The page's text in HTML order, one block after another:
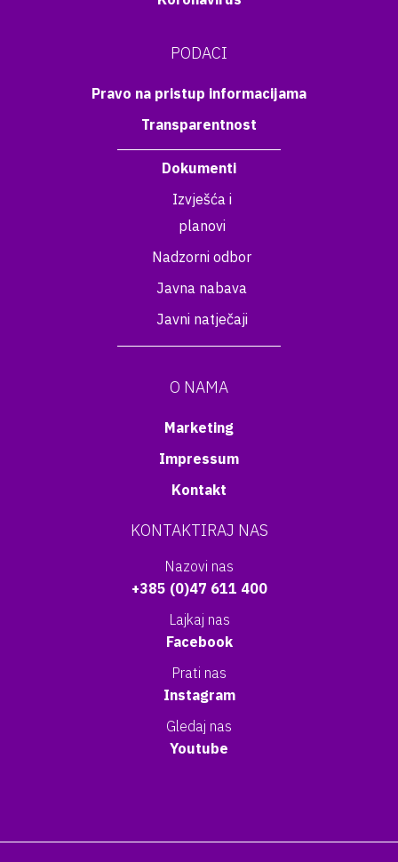
PODACI
Pravo na pristup informacijama
Transparentnost
Dokumenti
Izvješća i
planovi
Nadzorni odbor
Javna nabava
Javni natječaji
O NAMA
Marketing
Impressum
Kontakt
KONTAKTIRAJ NAS
Nazovi nas
+385 (0)47 611 400
Lajkaj nas
Facebook
Prati nas
Instagram
Gledaj nas
Youtube